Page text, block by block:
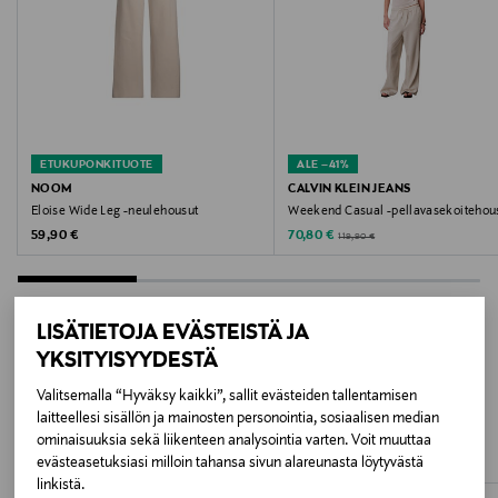
LISÄTIETOJA EVÄSTEISTÄ JA
YKSITYISYYDESTÄ
Valitsemalla “Hyväksy kaikki”, sallit evästeiden tallentamisen
laitteellesi sisällön ja mainosten personointia, sosiaalisen median
ominaisuuksia sekä liikenteen analysointia varten. Voit muuttaa
evästeasetuksiasi milloin tahansa sivun alareunasta löytyvästä
linkistä.
Valmistusmaa
Valmistajan tuotenumero
BBW4446
Valmistaja
Valmistajan osoite
Brunbjergvej 5, 8240 Risskov, Denmark
Digitaalinen osoite
support@bruunsbazaar.com
ETUKUPONKITUOTE
NOOM
Eloise Wide Leg -neulehousut
Original Price
59,90 €
ALE –41%
CALVIN KLEIN JEANS
Weekend Casual -
Discounted Price
70,80 € Original Price
119,90 €
LISÄÄ KIINNOSTAVIA
TUOTTEITA